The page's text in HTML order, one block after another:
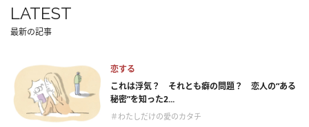
LATEST
最新の記事
恋する
これは浮気？ それとも癖の問題？ 恋人の“ある
秘密”を知った2...
＃わたしだけの愛のカタチ